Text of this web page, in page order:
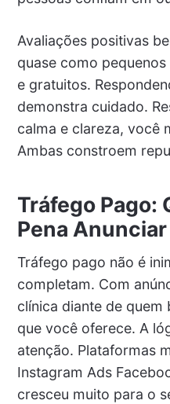
Avaliações positivas
quase como
e gratuitos.
demonstra cuidado.
calma e clareza, você
Ambas constroem
Tráfego Pago:
Pena Anunciar
Tráfego pago não é
completam. Com
clínica diante de quem
que você oferece. A
atenção. Plataformas
Instagram Ads
cresceu muito para o